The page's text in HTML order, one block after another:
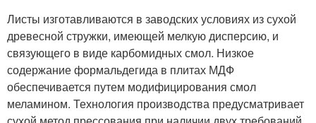
Листы изготавливаются в заводских условиях из сухой
древесной стружки, имеющей мелкую дисперсию, и
связующего в виде карбомидных смол. Низкое
содержание формальдегида в плитах МДФ
обеспечивается путем модифицирования смол
меламином. Технология производства предусматривает